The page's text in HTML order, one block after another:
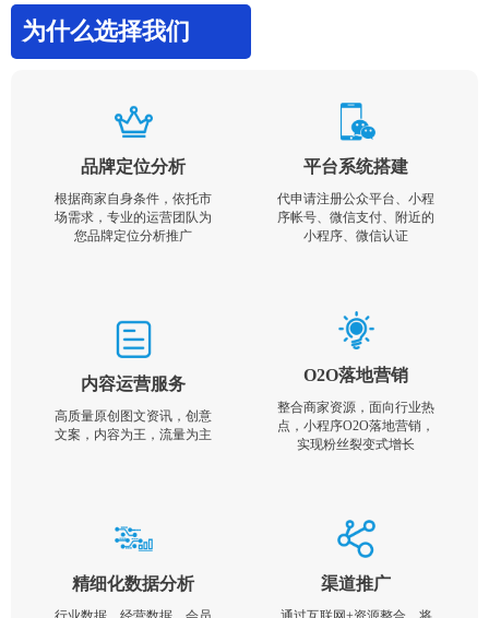
为什么选择我们
品牌定位分析
根据商家自身条件，依托市
场需求，专业的运营团队为
您品牌定位分析推广
平台系统搭建
代申请注册公众平台、小程
序帐号、微信支付、附近的
小程序、微信认证
内容运营服务
高质量原创图文资讯，创意
文案，内容为王，流量为主
O2O落地营销
整合商家资源，面向行业热
点，小程序O2O落地营销，
实现粉丝裂变式增长
精细化数据分析 渠道推广